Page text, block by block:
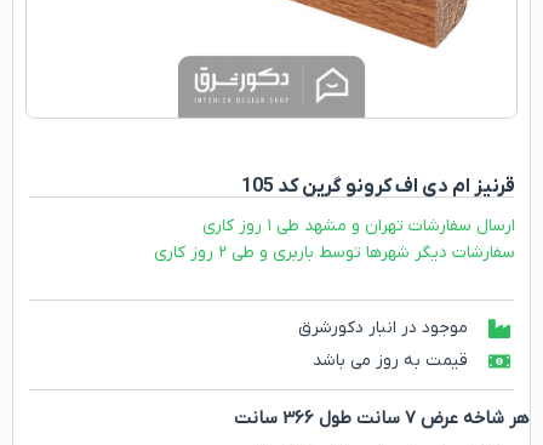
قرنیز ام دی اف کرونو گرین کد 105
ارسال سفارشات تهران و مشهد طی ۱ روز کاری
سفارشات دیگر شهرها توسط باربری و طی ۲ روز کاری
موجود در انبار دکورشرق
قیمت به روز می باشد
هر شاخه عرض 7 سانت طول 366 سانت